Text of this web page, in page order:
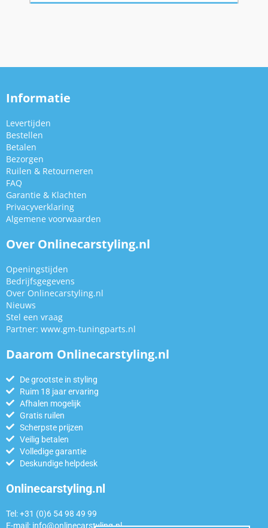
Informatie
Levertijden
Bestellen
Betalen
Bezorgen
Ruilen & Retourneren
FAQ
Garantie & Klachten
Privacyverklaring
Algemene voorwaarden
Over Onlinecarstyling.nl
Openingstijden
Bedrijfsgegevens
Over Onlinecarstyling.nl
Nieuws
Stel een vraag
Partner: www.gm-tuningparts.nl
Daarom Onlinecarstyling.nl
De grootste in styling
Ruim 18 jaar ervaring
Afhalen mogelijk
Gratis ruilen
Scherpste prijzen
Veilig betalen
Volledige garantie
Deskundige helpdesk
Onlinecarstyling.nl
Tel: +31 (0)6 54 98 49 99
E-mail: info@onlinecarstyling.nl